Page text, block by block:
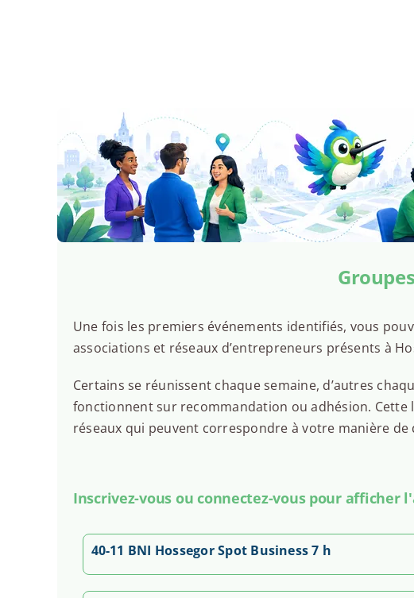
Une fois les premiers événements identifiés, vous
associations et réseaux d’entrepreneurs présents à
Certains se réunissent chaque semaine, d’autres
fonctionnent sur recommandation ou adhésion.
réseaux qui peuvent correspondre à votre manière
Inscrivez-vous ou connectez-vous pour afficher
40-11 BNI Hossegor Spot Business 7 h